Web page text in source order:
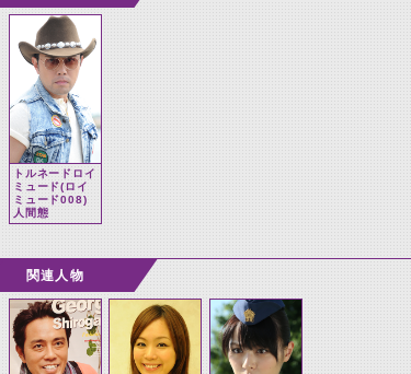
トルネードロイ
ミュード(ロイ
ミュード008)
人間態
関連人物